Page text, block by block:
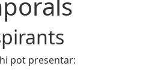
pot presentar: